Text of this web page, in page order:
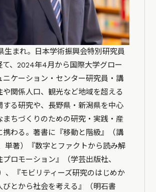
生まれ。日本学術振興会特別研究員
て、2024年4月から国際大学グロー
ニケーション・センター研究員・講
や関係人口、観光など地域を超える
する研究や、長野県・新潟県を中心
まちづくりのための研究・実践・産
携わる。著書に『移動と階級』（講
単著）『数字とファクトから読み解
ロモーション』（学芸出版社、
、『モビリティーズ研究のはじめか
びとから社会を考える』（明石書